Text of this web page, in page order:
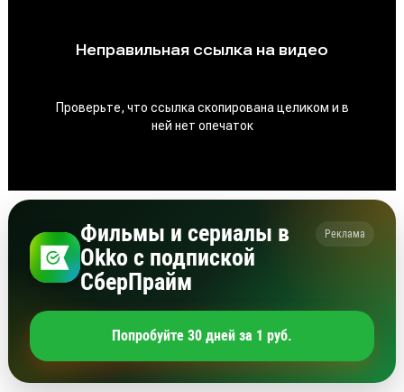
Фильмы и сериалы в
Okko с подпиской
СберПрайм
Реклама
Попробуйте 30 дней за 1 руб.